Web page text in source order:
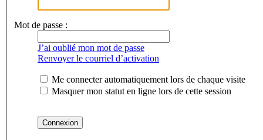
Mot de passe :
J’ai oublié mon mot de passe
Renvoyer le courriel d’activation
Me connecter automatiquement lors de chaque visite
Masquer mon statut en ligne lors de cette session